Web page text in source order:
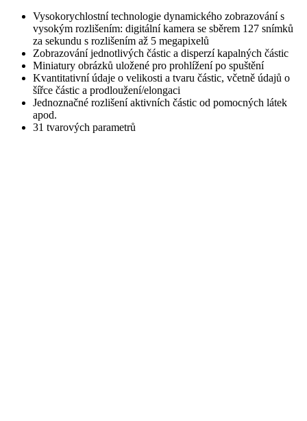
Vysokorychlostní technologie dynamického zobrazování s
vysokým rozlišením: digitální kamera se sběrem 127 snímků
za sekundu s rozlišením až 5 megapixelů
Zobrazování jednotlivých částic a disperzí kapalných částic
Miniatury obrázků uložené pro prohlížení po spuštění
Kvantitativní údaje o velikosti a tvaru částic, včetně údajů o
šířce částic a prodloužení/elongaci
Jednoznačné rozlišení aktivních částic od pomocných látek
apod.
31 tvarových parametrů